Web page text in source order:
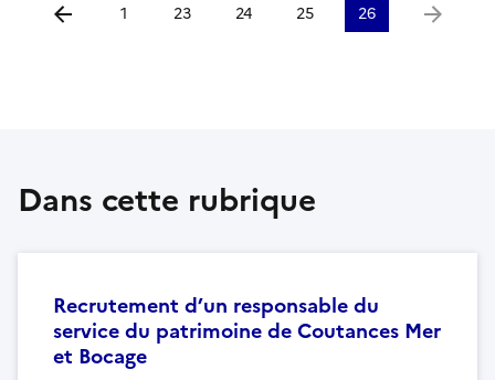
Aller à la page précédente
1 23 24 25 26 Aller à
Dans cette rubrique
Recrutement d’un responsable du
service du patrimoine de Coutances Mer
et Bocage